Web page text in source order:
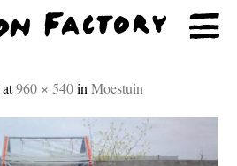
at960 × 540inMoestuin